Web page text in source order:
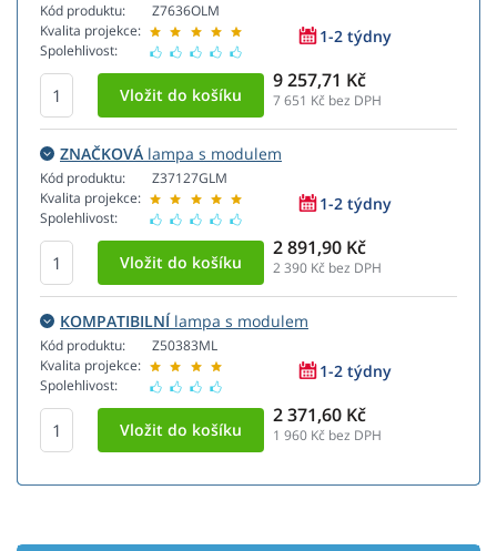
Kód produktu:
Kvalita projekce:
Spolehlivost:
Z7636OLM
1-2 týdny
9 257,71 Kč
7 651 Kč bez DPH
ZNAČKOVÁ lampa s modulem
Kód produktu:
Kvalita projekce:
Spolehlivost:
Z37127GLM
1-2 týdny
2 891,90 Kč
2 390 Kč bez DPH
KOMPATIBILNÍlampa s modulem
Kód produktu:
Kvalita projekce:
Spolehlivost:
Z50383ML
1-2 týdny
2 371,60 Kč
1 960 Kč bez DPH